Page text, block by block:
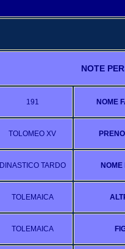
NOTE
191 NOME
TOLOMEO XV
DINASTICO TARDO NOME
TOLEMAICA
TOLEMAICA